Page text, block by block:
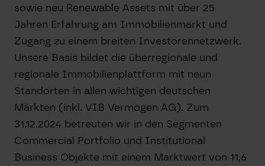
sowie neu Renewable Assets mit über 25
Jahren Erfahrung am Immobilienmarkt und
Zugang zu einem breiten Investorennetzwerk.
Unsere Basis bildet die überregionale und
regionale Immobilienplattform mit neun
Standorten in allen wichtigen deutschen
Märkten (inkl. VIB Vermögen AG). Zum
31.12.2024 betreuten wir in den Segmenten
Commercial Portfolio und Institutional
Business Objekte mit einem Marktwert von 11,6